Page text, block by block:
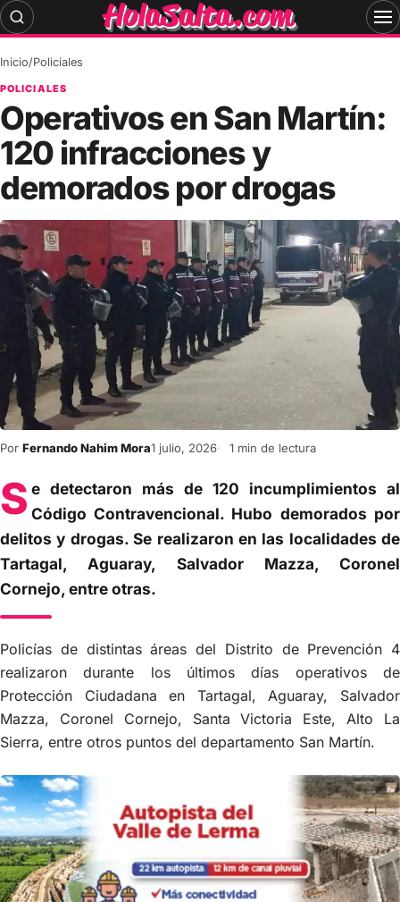
Skip
to
Inicio/Policiales
POLICIALES
Operativos en San Martín:
120 infracciones y
demorados por drogas
Por Fernando Nahim Mora1 julio, 2026 1 min de lectura
S e detectaron más de 120 incumplimientos al
Código Contravencional. Hubo demorados por
delitos y drogas. Se realizaron en las localidades de
Tartagal, Aguaray, Salvador Mazza, Coronel
Cornejo, entre otras.
Policías de distintas áreas del Distrito de Prevención 4
realizaron durante los últimos días operativos de
Protección Ciudadana en Tartagal, Aguaray, Salvador
Mazza, Coronel Cornejo, Santa Victoria Este, Alto La
Sierra, entre otros puntos del departamento San Martín.